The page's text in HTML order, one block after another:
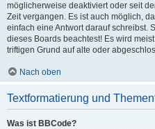
möglicherweise deaktiviert oder seit
Zeit vergangen. Es ist auch möglich,
einfach eine Antwort darauf schreibst.
dieses Boards beachtest! Es wird
triftigen Grund auf alte oder
Nach oben
Textformatierung und
Was ist BBCode?